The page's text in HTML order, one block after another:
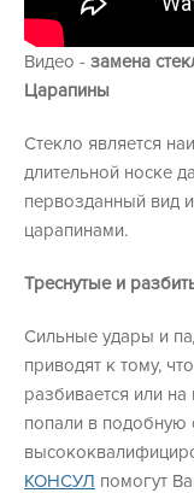
Видео - замена
Царапины
Стекло является
длительной носке
первозданный вид
царапинами.
Треснутые и
Сильные удары и
приводят к тому,
разбивается или
попали в подобную
КОНСУЛ помогут